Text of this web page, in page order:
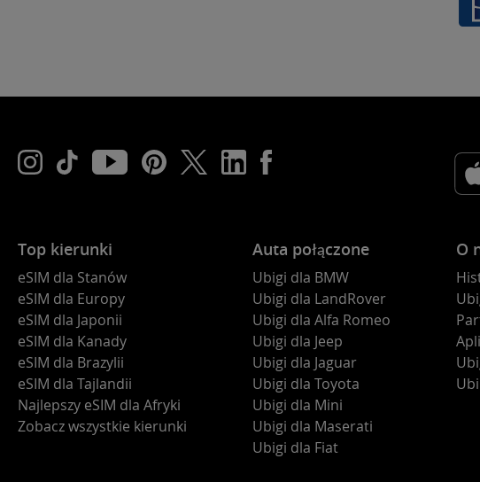
Top kierunki
eSIM dla Stanów
eSIM dla Europy
eSIM dla Japonii
eSIM dla Kanady
eSIM dla Brazylii
eSIM dla Tajlandii
Najlepszy eSIM dla Afryki
Zobacz wszystkie kierunki
Auta połączone
Ubigi dla BMW
Ubigi dla LandRover
Ubigi dla Alfa Romeo
Ubigi dla Jeep
Ubigi dla Jaguar
Ubigi dla Toyota
Ubigi dla Mini
Ubigi dla Maserati
Ubigi dla Fiat
O